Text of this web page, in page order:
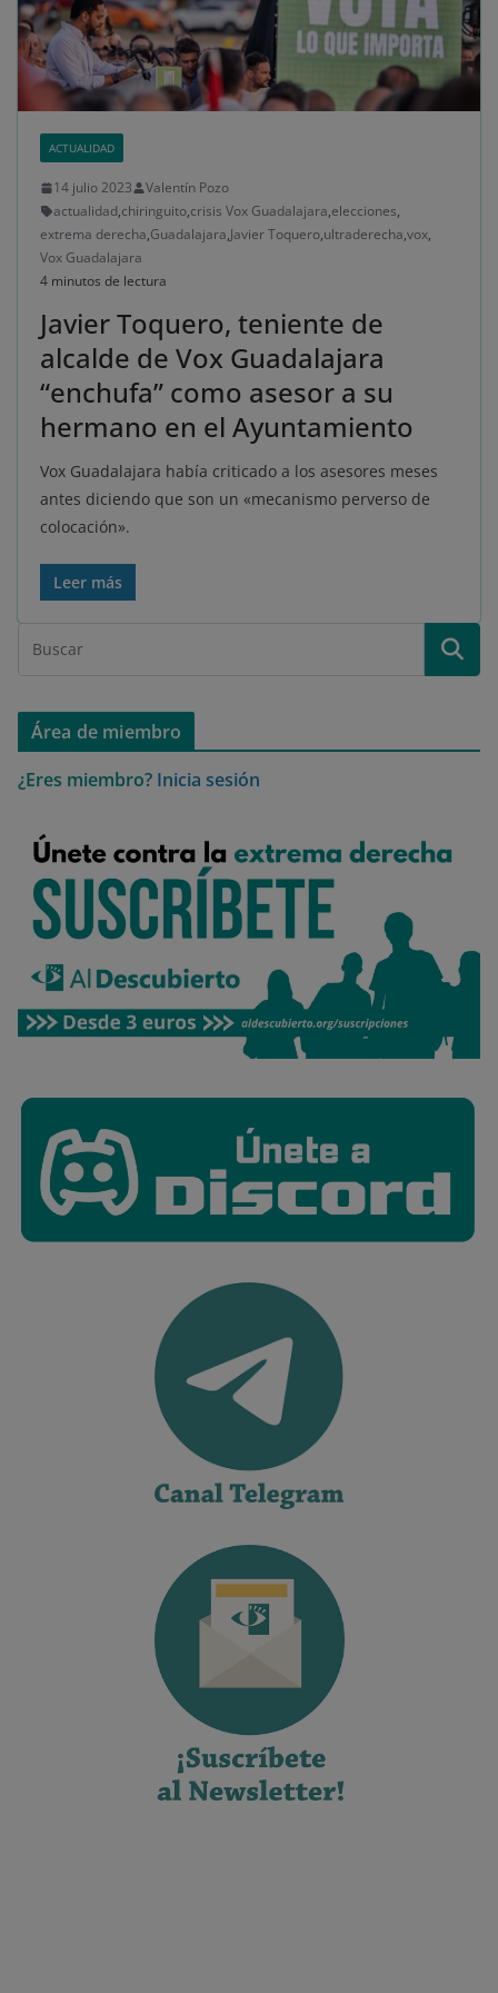
ACTUALIDAD
14 julio 2023
Valentín Pozo
actualidad,chiringuito,crisis Vox Guadalajara,elecciones,
extrema derecha,Guadalajara,Javier Toquero,ultraderecha,vox,
Vox Guadalajara
4 minutos de lectura
Javier Toquero, teniente de
alcalde de Vox Guadalajara
“enchufa” como asesor a su
hermano en el Ayuntamiento
Vox Guadalajara había criticado a los asesores meses
antes diciendo que son un «mecanismo perverso de
colocación».
Leer más
Área de miembro
¿Eres miembro? Inicia sesión